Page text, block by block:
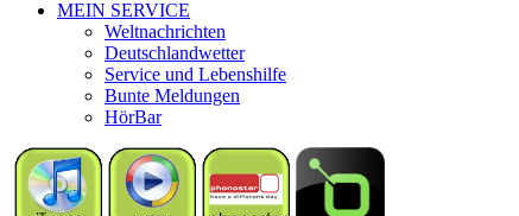
MEIN SERVICE
Weltnachrichten
Deutschlandwetter
Service und Lebenshilfe
Bunte Meldungen
HörBar